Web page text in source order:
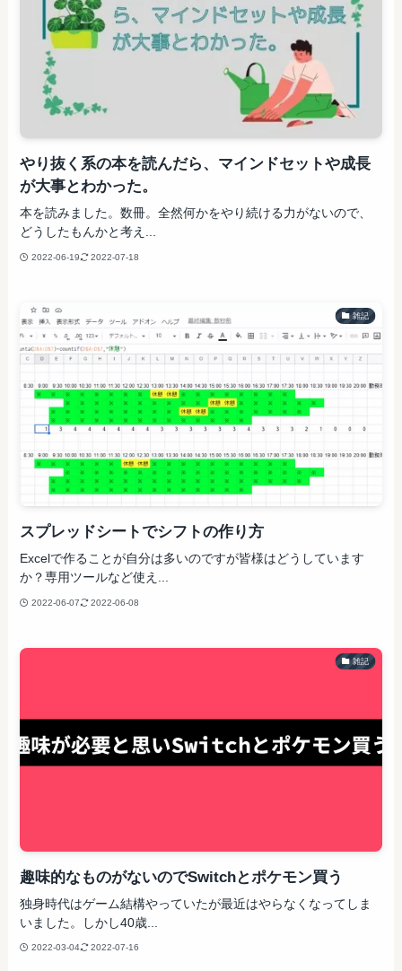
やり抜く系の本を読んだら、マインドセットや成長
が大事とわかった。
本を読みました。数冊。全然何かをやり続ける力がないので、
どうしたもんかと考え...
2022-06-19 2022-07-18
雑記
スプレッドシートでシフトの作り方
Excelで作ることが自分は多いのですが皆様はどうしています
か？専用ツールなど使え...
2022-06-07 2022-06-08
雑記
趣味的なものがないのでSwitchとポケモン買う
独身時代はゲーム結構やっていたが最近はやらなくなってしま
いました。しかし40歳...
2022-03-04 2022-07-16